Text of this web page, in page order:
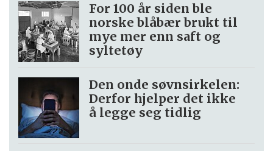
For 100 år siden ble
norske blåbær brukt til
mye mer enn saft og
syltetøy
Den onde søvnsirkelen:
Derfor hjelper det ikke
å legge seg tidlig